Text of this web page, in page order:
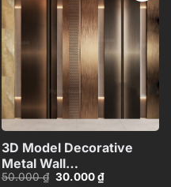
Add to
wishlist
3D Model Decorative
Metal Wall
Panels_106389229
50.000₫ Giá
30.000₫Giá